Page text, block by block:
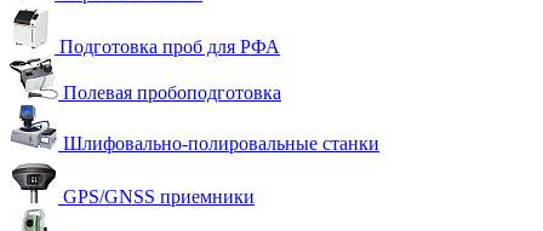
Подготовка проб для РФА
Полевая пробоподготовка
Шлифовально-полировальные станки
GPS/GNSS приемники